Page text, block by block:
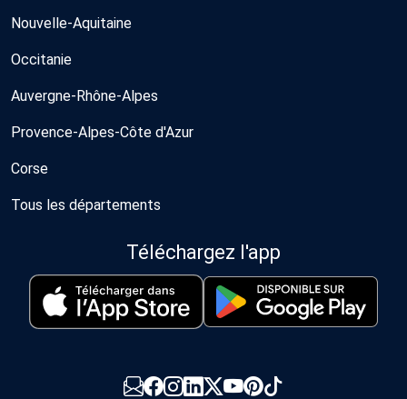
Nouvelle-Aquitaine
Occitanie
Auvergne-Rhône-Alpes
Provence-Alpes-Côte d'Azur
Corse
Tous les départements
Téléchargez l'app